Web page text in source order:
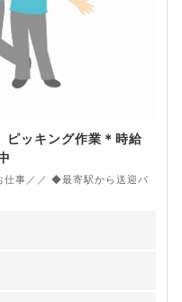
ピッキング作業＊時給
仕事／／ ◆最寄駅から送迎バ